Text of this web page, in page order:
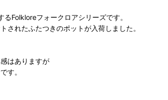
Folkloreフォークロアシリーズです。
されたふたつきのポットが入荷しました。
はありますが
す。